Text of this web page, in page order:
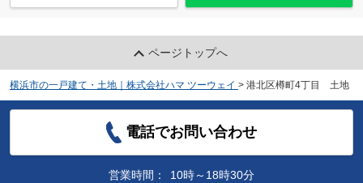
ページトップへ
横浜市の一戸建て・土地｜株式会社ハマ ツーウェイ > 港北区樽町4丁目 土地
電話でお問い合わせ
営業時間：
10時～18時30分